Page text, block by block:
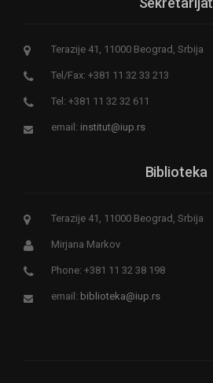
Terazije 41, 11000 Beograd, Srbija
Tel/Fax: +381 11 32 33 213
Tel: +381 11 32 32 611
email: institut@iup.rs
Biblioteka
Terazije 41, 11000 Beograd, Srbija
Mirjana Markov
Phone: +381 11 32 38 198
email: biblioteka@iup.rs